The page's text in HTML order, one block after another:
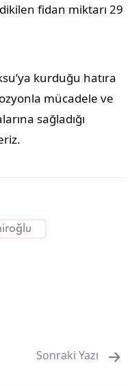
fidan miktarı 29
kurduğu hatıra
mücadele ve
sağladığı
Sonraki Yazı